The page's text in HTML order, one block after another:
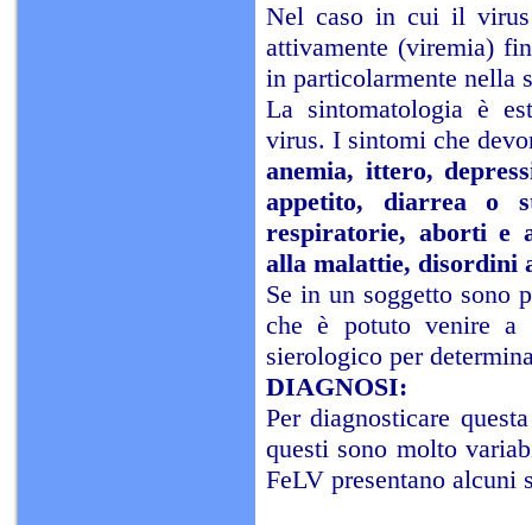
Nel caso in cui il virus
attivamente (viremia)
in particolarmente nella
La sintomatologia è
virus. I sintomi che
anemia, ittero,
appetito, diarrea o
respiratorie, aborti e
alla malattie, disordini
Se in un soggetto sono
che è potuto venire a
sierologico per
DIAGNOSI:
Per diagnosticare
questi sono molto
FeLV presentano alcuni